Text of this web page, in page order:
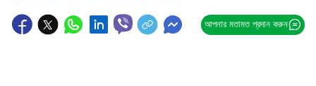
আপনার মতামত প্রদান করুন